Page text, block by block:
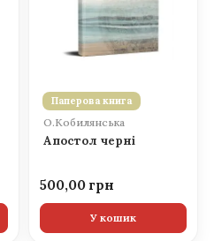
Паперова книга
О.Кобилянська
Апостол черні
500,00
У кошик